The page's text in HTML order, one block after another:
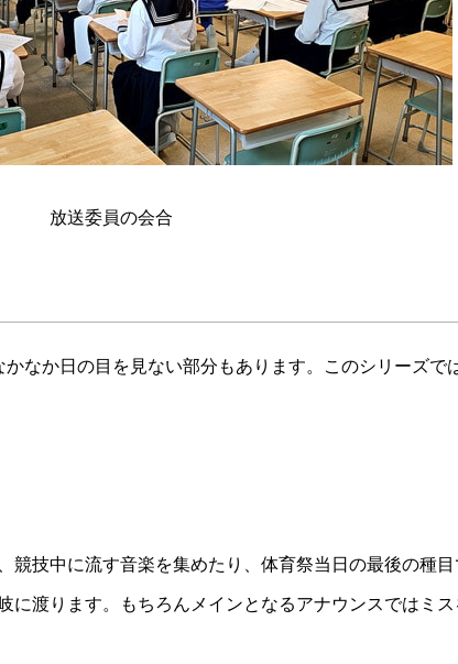
放送委員の会合
なか日の目を見ない部分もあります。このシリーズで
技中に流す音楽を集めたり、体育祭当日の最後の種
渡ります。もちろんメインとなるアナウンスではミ